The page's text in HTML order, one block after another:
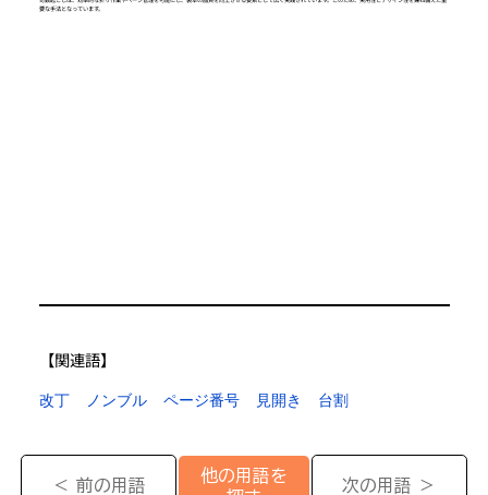
要な手法となっています。
【​関連語】
改丁 ノンブル ページ番号 見開き 台割
＜ 前の用語
他の用語を
次の用語 ＞